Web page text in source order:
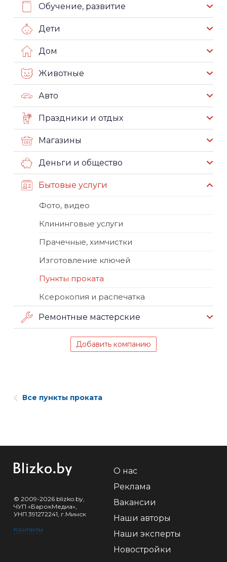
Обучение, развитие
Дети
Дом
Животные
Авто
Праздники и отдых
Магазины
Деньги и общество
Бытовые услуги
Фото, видео
Клининговые услуги
Прачечные, химчистки
Изготовление ключей
Пункты проката
Ксерокопия и распечатка
Ремонтные мастерские
Добавить компанию
Все пункты проката
© 2009-2026 blizko.by,
ЧУП «БарокМедиа»,
УНП 391272241, г.Минск
Контакты
О нас
Реклама
Вакансии
Наши авторы
Наши эксперты
Новостройки